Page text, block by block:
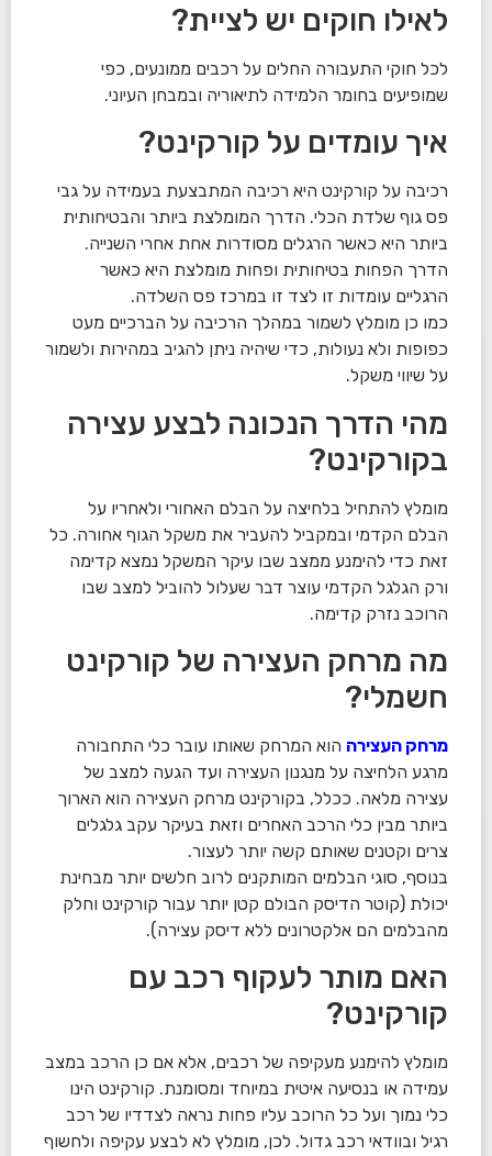
לאילו חוקים יש לציית?
לכל חוקי התעבורה החלים על רכבים ממונעים, כפי
שמופיעים בחומר הלמידה לתיאוריה ובמבחן העיוני.
איך עומדים על קורקינט?
רכיבה על קורקינט היא רכיבה המתבצעת בעמידה על גבי
פס גוף שלדת הכלי. הדרך המומלצת ביותר והבטיחותית
ביותר היא כאשר הרגלים מסודרות אחת אחרי השנייה.
הדרך הפחות בטיחותית ופחות מומלצת היא כאשר
הרגליים עומדות זו לצד זו במרכז פס השלדה.
כמו כן מומלץ לשמור במהלך הרכיבה על הברכיים מעט
כפופות ולא נעולות, כדי שיהיה ניתן להגיב במהירות ולשמור
על שיווי משקל.
מהי הדרך הנכונה לבצע עצירה
בקורקינט?
מומלץ להתחיל בלחיצה על הבלם האחורי ולאחריו על
הבלם הקדמי ובמקביל להעביר את משקל הגוף אחורה. כל
זאת כדי להימנע ממצב שבו עיקר המשקל נמצא קדימה
ורק הגלגל הקדמי עוצר דבר שעלול להוביל למצב שבו
הרוכב נזרק קדימה.
מה מרחק העצירה של קורקינט
חשמלי?
מרחק העצירה הוא המרחק שאותו עובר כלי התחבורה
מרגע הלחיצה על מנגנון העצירה ועד הגעה למצב של
עצירה מלאה. ככלל, בקורקינט מרחק העצירה הוא הארוך
ביותר מבין כלי הרכב האחרים וזאת בעיקר עקב גלגלים
צרים וקטנים שאותם קשה יותר לעצור.
בנוסף, סוגי הבלמים המותקנים לרוב חלשים יותר מבחינת
יכולת (קוטר הדיסק הבולם קטן יותר עבור קורקינט וחלק
מהבלמים הם אלקטרונים ללא דיסק עצירה).
האם מותר לעקוף רכב עם
קורקינט?
מומלץ להימנע מעקיפה של רכבים, אלא אם כן הרכב במצב
עמידה או בנסיעה איטית במיוחד ומסומנת. קורקינט הינו
כלי נמוך ועל כל הרוכב עליו פחות נראה לצדדיו של רכב
רגיל ובוודאי רכב גדול. לכן, מומלץ לא לבצע עקיפה ולחשוף